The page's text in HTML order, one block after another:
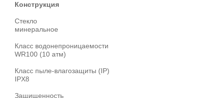
Конструкция
Стекло
минеральное
Класс водонепроницаемости
WR100 (10 атм)
Класс пыле-влагозащиты (IP)
IPX8
Защищенность